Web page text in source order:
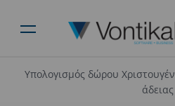
Υπολογισμός δώρου
άδειας